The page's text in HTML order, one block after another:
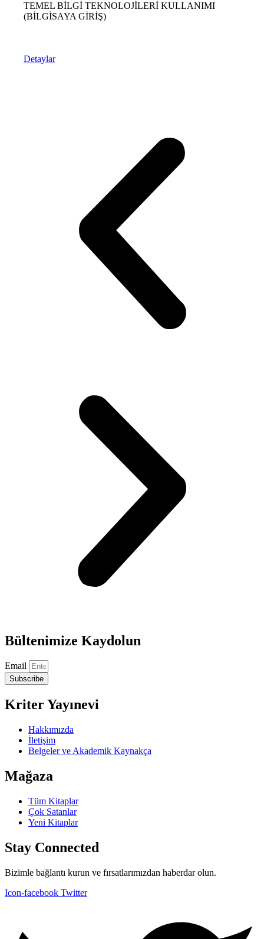
TEMEL BİLGİ TEKNOLOJİLERİ KULLANIMI
(BİLGİSAYA GİRİŞ)
Detaylar
Bültenimize Kaydolun
Email
Subscribe
Kriter Yayınevi
Hakkımızda
İletişim
Belgeler ve Akademik Kaynakça
Mağaza
Tüm Kitaplar
Çok Satanlar
Yeni Kitaplar
Stay Connected
Bizimle bağlantı kurun ve fırsatlarımızdan haberdar olun.
Icon-facebook Twitter